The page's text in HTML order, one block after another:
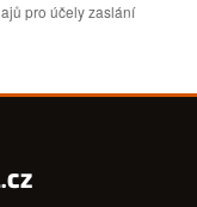
pro účely zaslání